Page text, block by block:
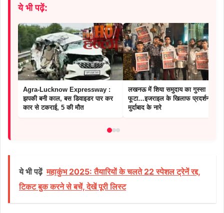
ये भी पढ़ें:
Agra-Lucknow Expressway :
झपकी बनी काल, बस डिवाइडर पार कर
कार से टकराई, 5 की मौत
लखनऊ में शिया समुदाय का गुस्सा
फूटा…इजराइल के खिलाफ प्रदर्शन, गूंजे
मुर्दाबाद के नारे
ये भी पढ़ें महाकुंभ 2025: तैयारियों के चलते 22 स्पेशल ट्रेनें रद्द,
टिकट बुक करने से बचें, देखें पूरी लिस्ट